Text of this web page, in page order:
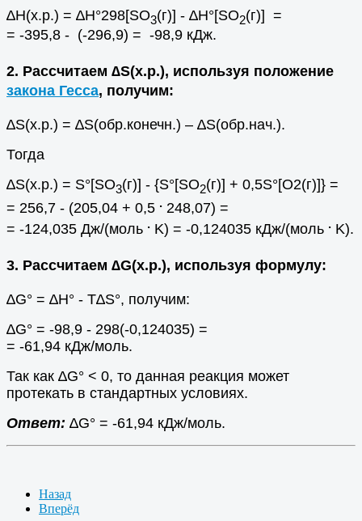
∆Н(х.р.) = ∆Н°298[SO3(г)] - ∆Н°[SO2(г)] =
= -395,8 - (-296,9) = -98,9 кДж.
2. Рассчитаем ∆S(х.р.), используя положение
закона Гесса, получим:
∆S(х.р.) = ∆S(обр.конечн.) – ∆S(обр.нач.).
Тогда
∆S(х.р.) = S°[SO3(г)] - {S°[SO2(г)] + 0,5S°[O2(г)]} =
= 256,7 - (205,04 + 0,5 . 248,07) =
= -124,035 Дж/(моль . K) = -0,124035 кДж/(моль . K).
3. Рассчитаем ∆G(х.р.), используя формулу:
∆G° = ∆H° - T∆S°, получим:
∆G° = -98,9 - 298(-0,124035) =
= -61,94 кДж/моль.
Так как ∆G° < 0, то данная реакция может
протекать в стандартных условиях.
Ответ: ∆G° = -61,94 кДж/моль.
Назад
Вперёд